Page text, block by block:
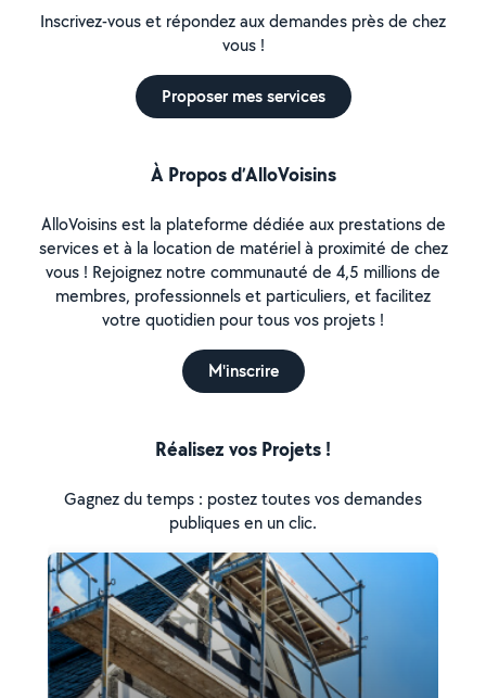
Inscrivez-vous et répondez aux demandes près de chez
vous !
Proposer mes services
À Propos d’AlloVoisins
AlloVoisins est la plateforme dédiée aux prestations de
services et à la location de matériel à proximité de chez
vous ! Rejoignez notre communauté de 4,5 millions de
membres, professionnels et particuliers, et facilitez
votre quotidien pour tous vos projets !
M'inscrire
Réalisez vos Projets !
Gagnez du temps : postez toutes vos demandes
publiques en un clic.